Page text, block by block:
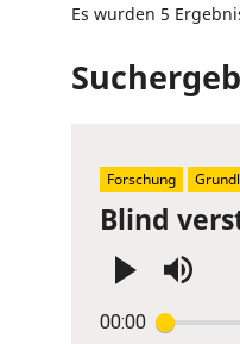
Es wurden 5
Blind
00:00
Enter
Forschung